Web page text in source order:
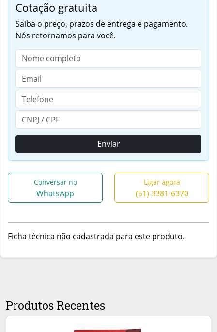
Cotação gratuita
Saiba o preço, prazos de entrega e pagamento.
Nós retornamos para você.
Enviar
Conversar no
WhatsApp
Ligar agora
(51) 3381-6370
Ficha técnica não cadastrada para este produto.
Produtos Recentes